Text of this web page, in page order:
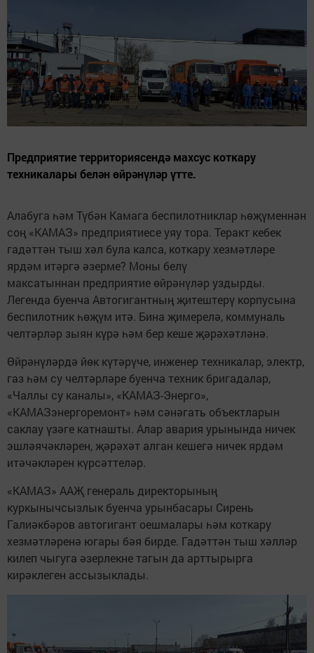
Предприятие территориясендә махсус коткару
техникалары белән өйрәнүләр үтте.
Алабуга һәм Түбән Камага беспилотниклар һөҗүменнән
соң «КАМАЗ» предприятиесе уяу тора. Теракт кебек
гадәттән тыш хәл була калса, коткару хезмәтләре
ярдәм итәргә әзерме? Моны белү
максатыннан предприятие өйрәнүләр уздырды.
Легенда буенча Автогигантның җитештерү корпусына
беспилотник һөҗүм итә. Бина җимерелә, коммуналь
челтәрләр зыян күрә һәм бер кеше җәрәхәтләнә.
Өйрәнүләрдә йөк күтәрүче, инженер техникалар, электр,
газ һәм су челтәрләре буенча техник бригадалар,
«Чаллы су каналы», «КАМАЗ-Энерго»,
«КАМАЗэнергоремонт» һәм сәнәгать объектларын
саклау үзәге катнашты. Алар авария урынында ничек
эшләячәкләрен, җәрәхәт алган кешегә ничек ярдәм
итәчәкләрен күрсәттеләр.
«КАМАЗ» ААҖ генераль директорының
куркынычсызлык буенча урынбасары Сирень
Галиәкбәров автогигант оешмалары һәм коткару
хезмәтләренә югары бәя бирде. Гадәттән тыш хәлләр
килеп чыгуга әзерлекне тагын да арттырырга
кирәклеген ассызыклады.